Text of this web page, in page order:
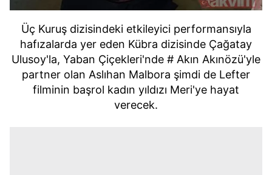
Üç Kuruş dizisindeki etkileyici performansıyla
hafızalarda yer eden Kübra dizisinde Çağatay
Ulusoy'la, Yaban Çiçekleri'nde # Akın Akınözü'yle
partner olan Aslıhan Malbora şimdi de Lefter
filminin başrol kadın yıldızı Meri'ye hayat
verecek.